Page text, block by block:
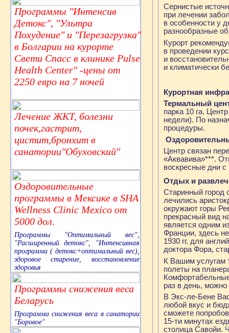
Программы "Интенсив
Детокс", "Ультра
Похудение" и "Перезагрузка"
в Болгарии на курорте
Свети Спасс в клинике Pulse
Health Center" -цены от
2250 евро на 7 ночей
Лечение ЖКТ, болезни
почек,гастрит,
цистит,бронхит в
санатории"Обуховский"
Оздоровительные
программы в Мексике в SHA
Wellness Clinic Mexico от
5000 дол.
Программы "Оптимальный вес",
"Расширенный детокс", "Интенсивная
программа ( детокс+оптимальный вес),
здоровое старение, восстановление
здоровья
Программы снижения веса
Беларусь
Программа снижения веса в санатории
"Боровое"
Сернистые
при лечении
в особенности у
разнообразные
Курорт
в проведении
и
и климатически
Курортная
Термальный
парка 10 га.
недели). По
процедуры.
Центр связан
«Аквавива»***.
воскресные дни с
Отдых и
Старинный город
лечились
окружают горы
прекрасный вид
является одним
Франции, здесь
1930 гг. для
доктора Фора,
К Вашим услугам
полеты на
раз в день, можно
В Экс-ле-Бене
любой вкус и
сможете
15-ти минутах
столица Савойи.